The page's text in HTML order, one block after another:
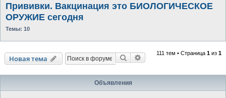
Прививки. Вакцинация это БИОЛОГИЧЕСКОЕ
ОРУЖИЕ сегодня
Темы: 10
Новая тема Поиск Расширенный поиск
111 тем • Страница 1 из 1
Объявления